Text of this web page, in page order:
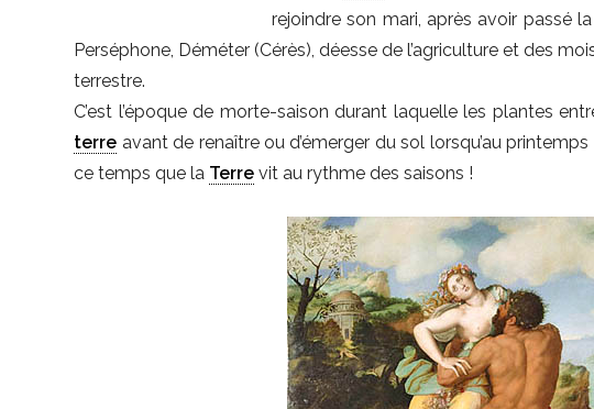
rejoindre son mari, après avoir passé
Perséphone, Déméter (Cérès), déesse de l’agriculture et des
terrestre.
C’est l’époque de morte-saison durant laquelle les plantes
terre avant de renaître ou d’émerger du sol lorsqu’au
ce temps que la Terre vit au rythme des saisons !